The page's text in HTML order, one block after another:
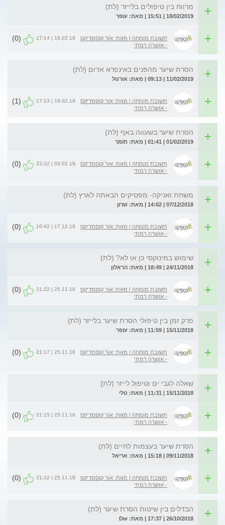
מרווח בין טיפולים בלייזר (לת)
18/02/2019 | 15:51 | מאת: עופר
תשובת מומחה | מאת: אור קוסמדיקס
- אושרה רמתי
19.02.19 | 17:14
(0)
הסרת שיער מהפנים באינפרא אדום (לת)
11/02/2019 | 09:13 | מאת: אורטל
תשובת מומחה | מאת: אור קוסמדיקס
- אושרה רמתי
19.02.19 | 17:13
(1)
הסרת שיער בשעווה באף (לת)
01/02/2019 | 01:41 | מאת: תומר
תשובת מומחה | מאת: אור קוסמדיקס
- אושרה רמתי
03.02.19 | 22:32
(0)
משחת ואניקה- מפסיקים הבאתה לארץ (לת)
07/12/2018 | 14:02 | מאת: שרון
תשובת מומחה | מאת: אור קוסמדיקס
- אושרה רמתי
17.12.18 | 16:42
(0)
שימוש במינוקסי כן או לא? (לת)
24/11/2018 | 18:49 | מאת: הראלון
תשובת מומחה | מאת: אור קוסמדיקס
- אושרה רמתי
25.11.18 | 21:22
(0)
פרק זמן בין טיפולי הסרת שיער בלייזר (לת)
15/11/2018 | 11:59 | מאת: עופר
תשובת מומחה | מאת: אור קוסמדיקס
- אושרה רמתי
25.11.18 | 21:17
(0)
שאלה לגבי ים וטיפול לייזר (לת)
15/11/2018 | 11:31 | מאת: טלי
תשובת מומחה | מאת: אור קוסמדיקס
- אושרה רמתי
25.11.18 | 21:15
(0)
הסרת שיער בעצמות לחיים (לת)
09/11/2018 | 15:18 | מאת: אריאל
תשובת מומחה | מאת: אור קוסמדיקס
- אושרה רמתי
25.11.18 | 21:12
(0)
הבדלים בין שיטות הסרת שיער (לת)
26/10/2018 | 17:37 | מאת: Dw